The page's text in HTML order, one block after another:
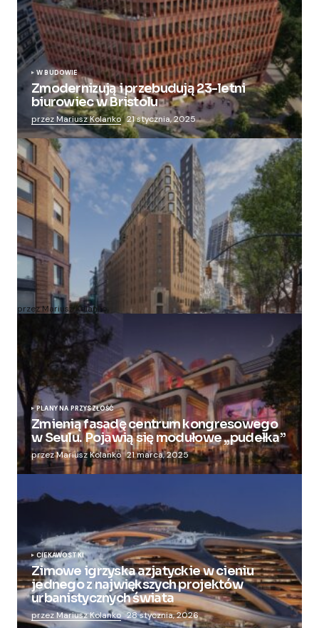
W BUDOWIE
Zmodernizują i przebudują 23-letni
biurowiec w Bristolu
przez Mariusz Kolanko 21 stycznia, 2025
Zmieniają więzienie dla kobiet w nowoczesny
apartamentowiec
przez Mariusz Kolanko 20 lipca, 2024
PLANY NA PRZYSZŁOŚĆ
Zmienią fasadę centrum kongresowego
w Seulu. Pojawią się modułowe „pudełka”
przez Mariusz Kolanko 21 marca, 2025
CIEKAWOSTKI
Zimowe igrzyska azjatyckie w cieniu
jednego z największych projektów
urbanistycznych świata
przez Mariusz Kolanko 28 stycznia, 2026